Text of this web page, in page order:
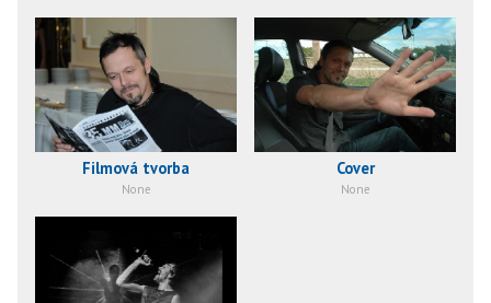
Filmová tvorba
None
Cover
None